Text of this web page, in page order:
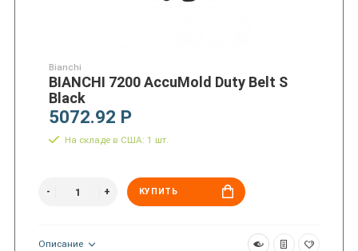
Bianchi
BIANCHI 7200 AccuMold Duty Belt S
Black
5072.92 Р
На складе в США: 1 шт.
КУПИТЬ
Описание